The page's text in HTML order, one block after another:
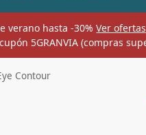
verano hasta -30%Ver ofertas
5GRANVIA (compras
Contour